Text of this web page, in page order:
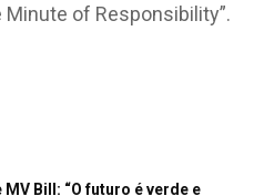
Minute of Responsibility”.
Bill: “O futuro é verde e